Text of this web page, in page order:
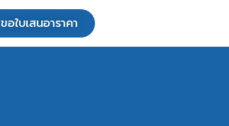
ขอใบเสนอาราคา